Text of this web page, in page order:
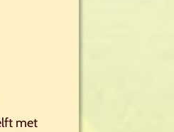
met